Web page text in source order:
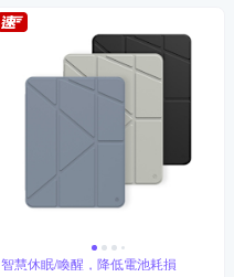
智慧休眠/喚醒，降低電池耗損